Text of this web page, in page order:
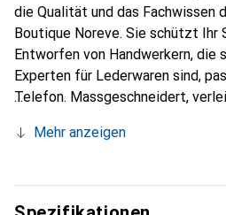
die Qualität und das Fachwissen
Boutique Noreve. Sie schützt Ihr
Entworfen von Handwerkern, die
Experten für Lederwaren sind,
Telefon. Massgeschneidert,
unverzichtbaren Accessoire für Ihr
die Marke Noreve eine sichere
anspruchsvolle Klientel.
Mehr anzeigen